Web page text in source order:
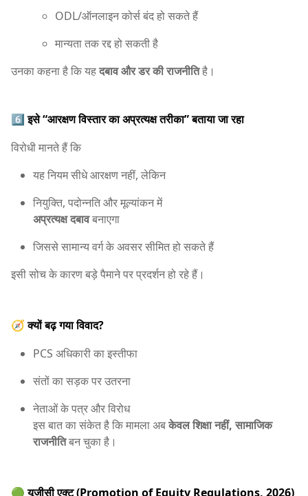
ODL/ऑनलाइन कोर्स बंद हो सकते हैं
मान्यता तक रद्द हो सकती है
उनका कहना है कि यहदबाव और डर की राजनीतिहै।
6️⃣इसे “आरक्षण विस्तार का अप्रत्यक्ष तरीका” बताया जा रहा
विरोधी मानते हैं कि
यह नियम सीधे आरक्षण नहीं, लेकिन
नियुक्ति, पदोन्नति और मूल्यांकन में
अप्रत्यक्ष दबावबनाएगा
जिससे सामान्य वर्ग के अवसर सीमित हो सकते हैं
इसी सोच के कारण बड़े पैमाने पर प्रदर्शन हो रहे हैं।
🧭 क्यों बढ़ गया विवाद?
PCS अधिकारी का इस्तीफा
संतों का सड़क पर उतरना
नेताओं के पत्र और विरोध
इस बात का संकेत है कि मामला अबकेवल शिक्षा नहीं, सामाजिक
राजनीतिबन चुका है।
🟢 यूजीसी एक्ट (Promotion of Equity Regulations, 2026)